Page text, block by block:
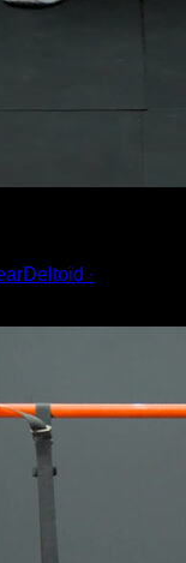
∙